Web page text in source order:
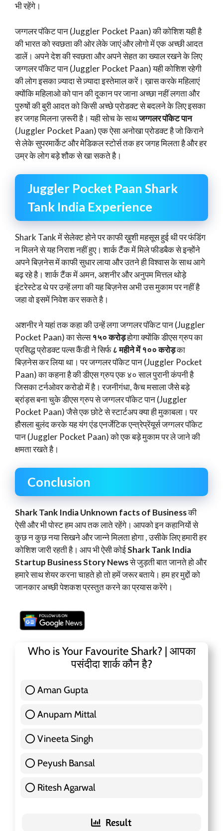
भी रहेंगे।
जग्गलर पॉकेट पान (Juggler Pocket Paan) की कोशिश यही है
की भारत को स्वछता की ओर लेके जाएं और लोगो में एक अच्छी आदत
डालें। अपने देश की स्वछता और अपने सेहत का ख्याल रखने के लिए
जग्गलर पॉकेट पान (Juggler Pocket Paan) यही कोशिश रहेगी
की लोग इसका ज़्यादा से ज़्यादा इस्तेमाल करें। ख़ास करके महिलाएं
क्योंकि महिलाओ को पान की दूकान पर जाना अच्छा नहीं लगता और
पुरुषों की बुरी आदत को किसी अच्छे प्रोडक्ट से बदलने के लिए इसका
हर जगह मिलना ज़रूरी है। यही सोच के साथजग्गलर पॉकेट पान
(Juggler Pocket Paan) एक ऐसा अनोखा प्रोडक्ट है जो किराने
से लेके सुपरमार्केट और मेडिकल स्टोर्स तक हर जगह मिलता है और हर
उम्र के लोग बड़े शौक से खा सकते है।
Juggler Pocket Paan Shark
Tank India Experience
Shark Tank में सेलेक्ट होने पर काफी ख़ुशी महसूस हुई थी पर फंडिंग
न मिलने से यह निराश नहीं हुए। शार्क टैंक में मिले फीडबैक से इन्होंने
अपने बिज़नेस में काफी सुधार लाया और उतने ही विश्वास के साथ आगे
बढ़ रहे है। शार्क टैंक में अमन, अशनीर और अनुपम मित्तल थोड़े
इंटरेस्टेड थे पर उन्हें लगा की यह बिज़नेस अभी उस मुकाम पर नहीं है
जहा वो इसमें निवेश कर सकते है।
अशनीर ने यहां तक कहा की उन्हें लगा जग्गलर पॉकेट पान (Juggler
Pocket Paan) का सेल्स१५० करोड़होगा क्योंकि डीएस ग्रुप का
प्रसिद्ध प्रोडक्ट पल्स कैंडी ने सिर्फ८ महीने में १०० करोड़का
बिज़नेस कर लिया था। पर जग्गलर पॉकेट पान (Juggler Pocket
Paan) का कहना है की डीएस ग्रुप एक ४० साल पुरानी कंपनी है
जिसका टर्नओवर करोडो में है। रजनीगंधा, कैच मसाला जैसे बड़े
ब्रांड्स बना चुके डीएस ग्रुप से जग्गलर पॉकेट पान (Juggler
Pocket Paan) जैसे एक छोटे से स्टार्टअप क्या ही मुकाबला। पर
हौसला बुलंद करके यह यंग एंड एनर्जेटिक एन्त्रेप्रेंयूर्स जग्गलर पॉकेट
पान (Juggler Pocket Paan) को एक बड़े मुकाम पर ले जाने की
क्षमता रखते है।
Conclusion
Shark Tank India Unknown facts of Businessकी
ऐसी और भी पोस्ट हम आप तक लाते रहेंगे। आपको इन कहानियों से
कुछ न कुछ नया सिखने और जान्ने मिलता होगा , उसीके लिए हमारी हर
कोशिश जारी रहती है। आप भी ऐसी कोईShark Tank India
Startup Business Story Newsसे जुड़ती बात जानते हो और
हमारे साथ शेयर करना चाहते हो तो हमें जरूर बताये। हम हर मुद्दों को
जानकार अच्छी पेशकश प्रस्तुत करने का प्रयास करेंगे।
Who is Your Favourite Shark? | आपका
पसंदीदा शार्क कौन है?
Aman Gupta
Anupam Mittal
Vineeta Singh
Peyush Bansal
Ritesh Agarwal